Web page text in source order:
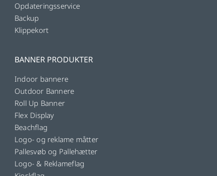
Opdateringsservice
Backup
Klippekort
BANNER PRODUKTER
Indoor bannere
Outdoor Bannere
Roll Up Banner
Flex Display
Beachflag
Logo- og reklame måtter
Pallesvøb og Pallehætter
Logo- & Reklameflag